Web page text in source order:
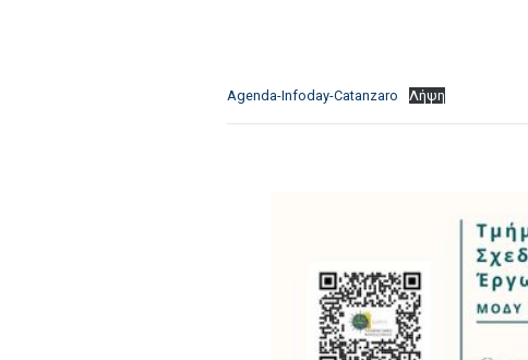
Agenda-Infoday-Catanzaro Λήψη